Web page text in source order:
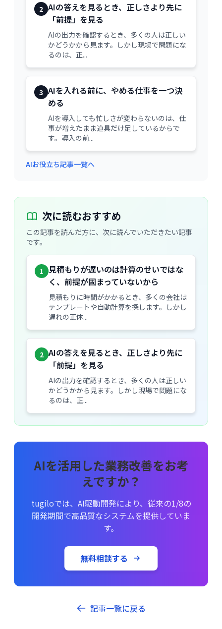
2 AIの答えを見るとき、正しさより先に
「前提」を見る
AIの出力を確認するとき、多くの人は正しい
かどうかから見ます。しかし現場で問題にな
るのは、正...
3 AIを入れる前に、やめる仕事を一つ決
める
AIを導入しても忙しさが変わらないのは、仕
事が増えたまま道具だけ足しているからで
す。導入の前...
AIお役立ち記事一覧へ
次に読むおすすめ
この記事を読んだ方に、次に読んでいただきたい記事
です。
1
見積もりが遅いのは計算のせいではな
く、前提が固まっていないから
見積もりに時間がかかるとき、多くの会社は
テンプレートや自動計算を探します。しかし
遅れの正体...
2 AIの答えを見るとき、正しさより先に
「前提」を見る
AIの出力を確認するとき、多くの人は正しい
かどうかから見ます。しかし現場で問題にな
るのは、正...
AIを活用した業務改善をお考
えですか？
tugiloでは、AI駆動開発により、従来の1/8の
開発期間で高品質なシステムを提供していま
す。
無料相談する
記事一覧に戻る